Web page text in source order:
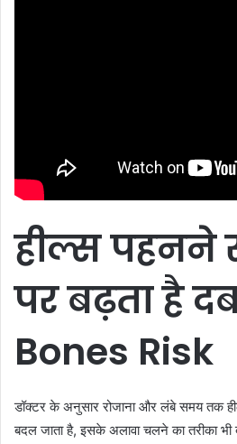
हील्सपहनने
परबढ़ताहै
Bones Risk
डॉक्टर के अनुसार रोजाना और लंबे समय तक
बदल जाता है, इसके अलावा चलने का तरीका